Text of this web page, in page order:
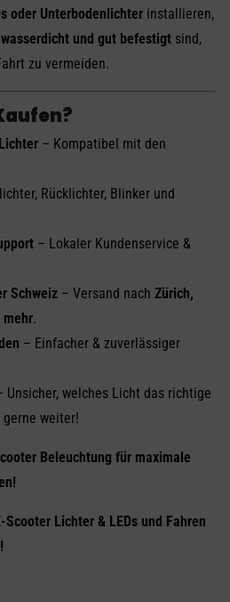
oder Unterbodenlichter installieren,
wasserdicht und gut befestigt sind,
zu vermeiden.
– Kompatibel mit den
Rücklichter, Blinker und
– Lokaler Kundenservice &
Schweiz – Versand nach Zürich,
mehr.
– Einfacher & zuverlässiger
Unsicher, welches Licht das richtige
weiter!
Beleuchtung für maximale
Scooter Lichter & LEDs und Fahren